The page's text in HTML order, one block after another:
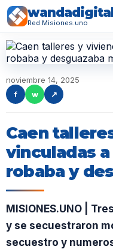
Red Misiones.uno
noviembre 14, 2025
f
w ↗
Caen
vinculadas
robaba y
MISIONES.UNO |
y se secuestraron
secuestro y